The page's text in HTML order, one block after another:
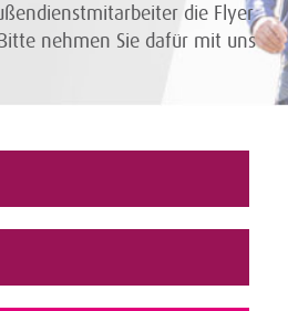
die Flyer
nehmen Sie dafür mit uns